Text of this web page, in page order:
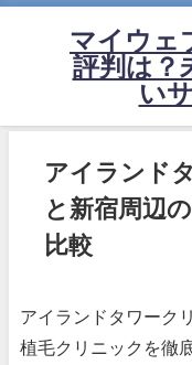
マイウェ
評判は？
い
アイランド
と新宿周辺
比較
アイランドタワーク
植毛クリニックを徹